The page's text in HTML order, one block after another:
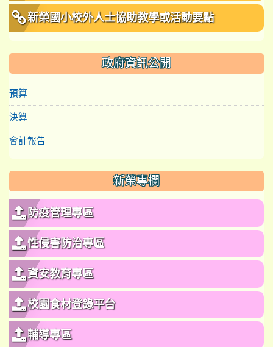
新榮國小校外人士協助教學或活動要點
政府資訊公開
預算
決算
會計報告
新榮專欄
防疫管理專區
性侵害防治專區
資安教育專區
校園食材登錄平台
輔導專區